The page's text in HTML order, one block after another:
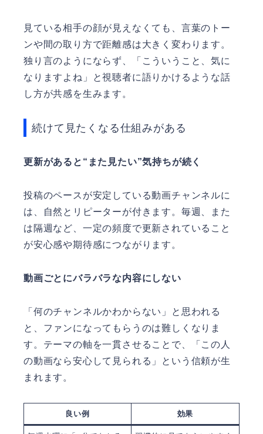
見ている相手の顔が見えなくても、言葉のトー
ンや間の取り方で距離感は大きく変わります。
独り言のようにならず、「こういうこと、気に
なりますよね」と視聴者に語りかけるような話
し方が共感を生みます。
続けて見たくなる仕組みがある
更新があると“また見たい”気持ちが続く
投稿のペースが安定している動画チャンネルに
は、自然とリピーターが付きます。毎週、また
は隔週など、一定の頻度で更新されていること
が安心感や期待感につながります。
動画ごとにバラバラな内容にしない
「何のチャンネルかわからない」と思われる
と、ファンになってもらうのは難しくなりま
す。テーマの軸を一貫させることで、「この人
の動画なら安心して見られる」という信頼が生
まれます。
良い例 効果